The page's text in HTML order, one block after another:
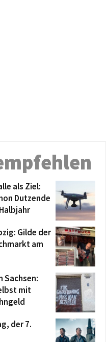
als Ziel:
Dutzende
Gilde der
am
Sachsen:
mit
der 7.